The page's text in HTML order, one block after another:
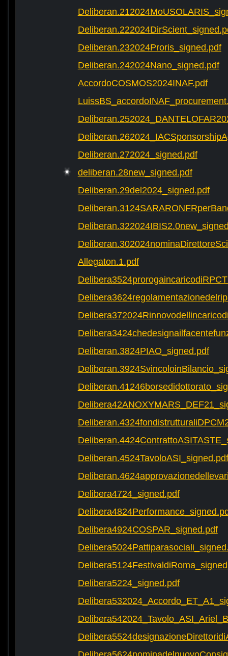
Deliberan.232024Proris_signed.pdf
Deliberan.242024Nano_signed.pdf
AccordoCOSMOS2024INAF.pdf
Deliberan.272024_signed.pdf
deliberan.28new_signed.pdf
Deliberan.29del2024_signed.pdf
Allegaton.1.pdf
Deliberan.3824PIAO_signed.pdf
Deliberan.4524TavoloASI_signed.pdf
Delibera4724_signed.pdf
Delibera4924COSPAR_signed.pdf
Delibera5224_signed.pdf